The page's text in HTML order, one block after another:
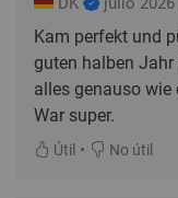
Kam perfekt und
guten halben
alles genauso wie
War super.
Útil • No útil